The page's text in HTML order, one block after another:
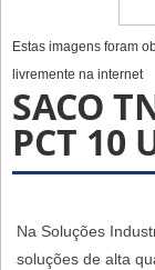
Estas imagens foram
livremente na internet
SACO
PCT 10
Na Soluções
soluções de alta